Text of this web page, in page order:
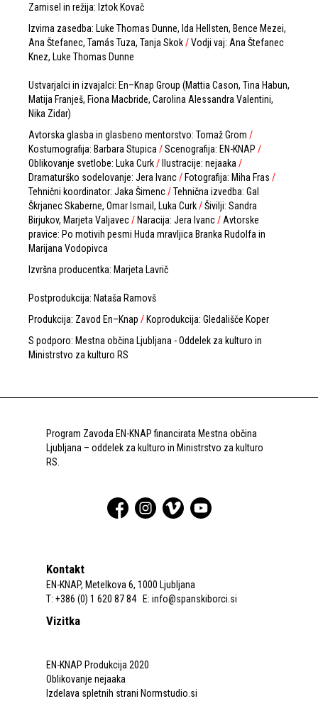
Zamisel in režija: Iztok Kovač
Izvirna zasedba: Luke Thomas Dunne, Ida Hellsten, Bence Mezei,
Ana Štefanec, Tamás Tuza, Tanja Skok/Vodji vaj: Ana Štefanec
Knez, Luke Thomas Dunne
Ustvarjalci in izvajalci: En–Knap Group (Mattia Cason, Tina Habun,
Matija Franješ, Fiona Macbride, Carolina Alessandra Valentini,
Nika Zidar)
Avtorska glasba in glasbeno mentorstvo: Tomaž Grom /
Kostumografija: Barbara Stupica /Scenografija: EN-KNAP /
Oblikovanje svetlobe: Luka Curk/ Ilustracije: nejaaka /
Dramaturško sodelovanje: Jera Ivanc/ Fotografija: Miha Fras /
Tehnični koordinator: Jaka Šimenc/Tehnična izvedba: Gal
Škrjanec Skaberne, Omar Ismail, Luka Curk/Šivilji: Sandra
Birjukov, Marjeta Valjavec/ Naracija: Jera Ivanc/ Avtorske
pravice: Po motivih pesmi Huda mravljica Branka Rudolfa in
Marijana Vodopivca
Izvršna producentka: Marjeta Lavrič
Postprodukcija: Nataša Ramovš
Produkcija: Zavod En–Knap / Koprodukcija: Gledališče Koper
S podporo: Mestna občina Ljubljana - Oddelek za kulturo in
Ministrstvo za kulturo RS
Program Zavoda EN-KNAP financirata Mestna občina
Ljubljana – oddelek za kulturo in Ministrstvo za kulturo
RS.
Kontakt
EN-KNAP, Metelkova 6, 1000 Ljubljana
T: +386 (0) 1 620 87 84 E: info@spanskiborci.si
Vizitka
EN-KNAP Produkcija 2020
Oblikovanje nejaaka
Izdelava spletnih strani Normstudio.si